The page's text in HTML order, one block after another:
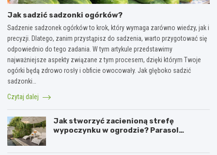
Jak sadzić sadzonki ogórków?
Sadzenie sadzonek ogórków to krok, który wymaga zarówno wiedzy, jak i
precyzji. Dlatego, zanim przystąpisz do sadzenia, warto przygotować się
odpowiednio do tego zadania. W tym artykule przedstawimy
najważniejsze aspekty związane z tym procesem, dzięki którym Twoje
ogórki będą zdrowo rosły i obficie owocowały. Jak głęboko sadzić
sadzonki…
Czytaj dalej
Jak stworzyć zacienioną strefę
wypoczynku w ogrodzie? Parasol